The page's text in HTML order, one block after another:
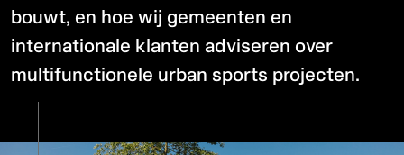
bouwt, en hoe wij gemeenten en
internationale klanten adviseren over
multifunctionele urban sports projecten.